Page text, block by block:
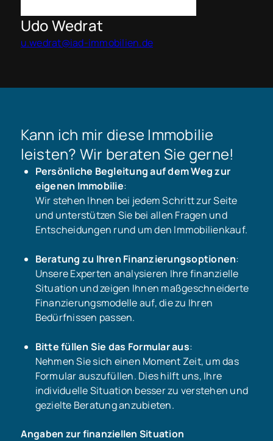
Udo Wedrat
u.wedrat@iad-immobilien.de
Kann ich mir diese Immobilie
leisten? Wir beraten Sie gerne!
Persönliche Begleitung auf dem Weg zur
eigenen Immobilie:
Wir stehen Ihnen bei jedem Schritt zur Seite
und unterstützen Sie bei allen Fragen und
Entscheidungen rund um den Immobilienkauf.
Beratung zu Ihren Finanzierungsoptionen:
Unsere Experten analysieren Ihre finanzielle
Situation und zeigen Ihnen maßgeschneiderte
Finanzierungsmodelle auf, die zu Ihren
Bedürfnissen passen.
Bitte füllen Sie das Formular aus:
Nehmen Sie sich einen Moment Zeit, um das
Formular auszufüllen. Dies hilft uns, Ihre
individuelle Situation besser zu verstehen und
gezielte Beratung anzubieten.
Angaben zur finanziellen Situation